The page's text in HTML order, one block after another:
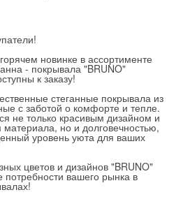
новинке в ассортименте
- покрывала "BRUNO"
к заказу!
стеганные покрывала из
с заботой о комфорте и тепле.
не только красивым дизайном и
но и долговечностью,
уровень уюта для ваших
цветов и дизайнов "BRUNO"
потребности вашего рынка в